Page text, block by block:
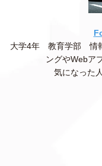
大学4年 教育学部 情報
ングやWebア
気になった